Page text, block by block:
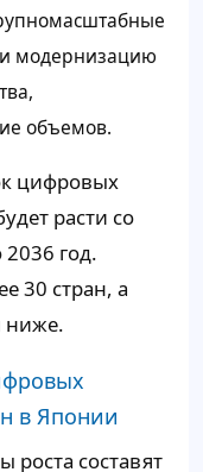
модернизацию
объемов.
цифровых
расти со
2036 год.
30 стран, а
ниже.
в Японии
роста составят